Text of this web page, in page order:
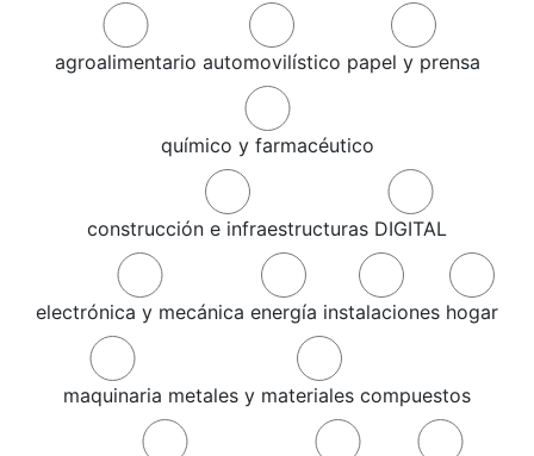
agroalimentario automovilístico papel y prensa
químico y farmacéutico
construcción e infraestructuras DIGITAL
electrónica y mecánica energía instalaciones hogar
maquinaria metales y materiales compuestos